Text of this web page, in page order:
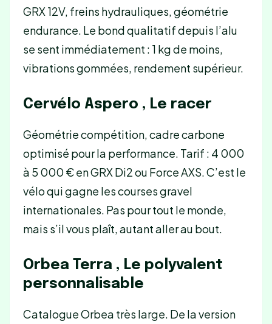
GRX 12V, freins hydrauliques, géométrie
endurance. Le bond qualitatif depuis l’alu
se sent immédiatement : 1 kg de moins,
vibrations gommées, rendement supérieur.
Cervélo Aspero , Le racer
Géométrie compétition, cadre carbone
optimisé pour la performance. Tarif : 4 000
à 5 000 € en GRX Di2 ou Force AXS. C’est le
vélo qui gagne les courses gravel
internationales. Pas pour tout le monde,
mais s’il vous plaît, autant aller au bout.
Orbea Terra , Le polyvalent
personnalisable
Catalogue Orbea très large. De la version